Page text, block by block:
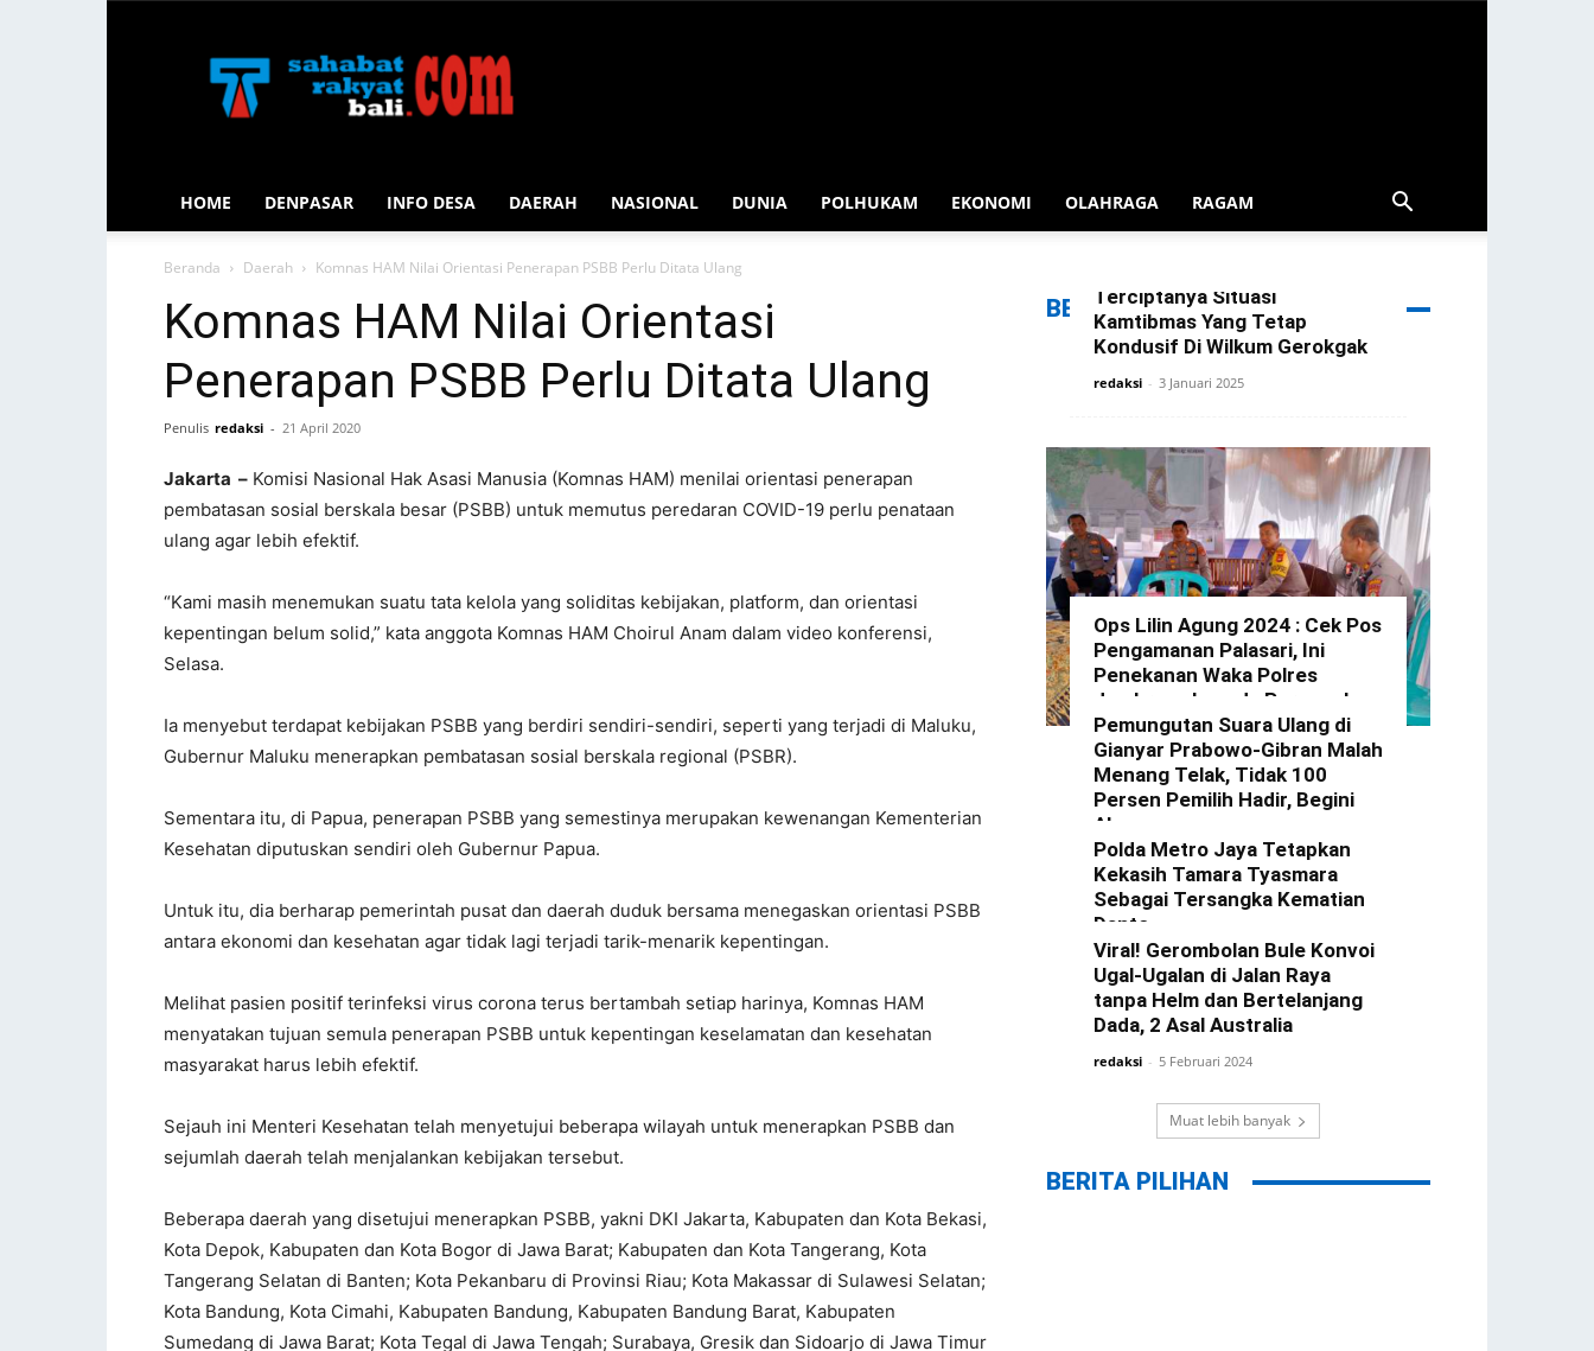
Rakyat
Bali
HOME DENPASAR INFO DESA DAERAH NASIONAL DUNIA POLHUKAM EKONOMI OLAHRAGA RAGAM
Beranda Daerah Komnas HAM Nilai Orientasi Penerapan PSBB Perlu Ditata Ulang
Komnas HAM Nilai Orientasi
Penerapan PSBB Perlu Ditata Ulang
Penulis redaksi - 21 April 2020
Jakarta – Komisi Nasional Hak Asasi Manusia (Komnas HAM) menilai orientasi penerapan
pembatasan sosial berskala besar (PSBB) untuk memutus peredaran COVID-19 perlu penataan
ulang agar lebih efektif.
“Kami masih menemukan suatu tata kelola yang soliditas kebijakan, platform, dan orientasi
kepentingan belum solid,” kata anggota Komnas HAM Choirul Anam dalam video konferensi,
Selasa.
Ia menyebut terdapat kebijakan PSBB yang berdiri sendiri-sendiri, seperti yang terjadi di Maluku,
Gubernur Maluku menerapkan pembatasan sosial berskala regional (PSBR).
Sementara itu, di Papua, penerapan PSBB yang semestinya merupakan kewenangan Kementerian
Kesehatan diputuskan sendiri oleh Gubernur Papua.
Untuk itu, dia berharap pemerintah pusat dan daerah duduk bersama menegaskan orientasi PSBB
antara ekonomi dan kesehatan agar tidak lagi terjadi tarik-menarik kepentingan.
Melihat pasien positif terinfeksi virus corona terus bertambah setiap harinya, Komnas HAM
menyatakan tujuan semula penerapan PSBB untuk kepentingan keselamatan dan kesehatan
masyarakat harus lebih efektif.
Sejauh ini Menteri Kesehatan telah menyetujui beberapa wilayah untuk menerapkan PSBB dan
sejumlah daerah telah menjalankan kebijakan tersebut.
Beberapa daerah yang disetujui menerapkan PSBB, yakni DKI Jakarta, Kabupaten dan Kota Bekasi,
Kota Depok, Kabupaten dan Kota Bogor di Jawa Barat; Kabupaten dan Kota Tangerang, Kota
Tangerang Selatan di Banten; Kota Pekanbaru di Provinsi Riau; Kota Makassar di Sulawesi Selatan;
Kota Bandung, Kota Cimahi, Kabupaten Bandung, Kabupaten Bandung Barat, Kabupaten
Sumedang di Jawa Barat; Kota Tegal di Jawa Tengah; Surabaya, Gresik dan Sidoarjo di Jawa Timur
BERITA TERBARU
Terciptanya Situasi
Kamtibmas Yang Tetap
Kondusif Di Wilkum Gerokgak
redaksi - 3 Januari 2025
Ops Lilin Agung 2024 : Cek Pos
Pengamanan Palasari, Ini
Penekanan Waka Polres
Jembrana kepada Personel
Yang Bertugas
redaksi - 23 Desember 2024
Pemungutan Suara Ulang di
Gianyar Prabowo-Gibran Malah
Menang Telak, Tidak 100
Persen Pemilih Hadir, Begini
Alasannya
redaksi - 22 Februari 2024
Polda Metro Jaya Tetapkan
Kekasih Tamara Tyasmara
Sebagai Tersangka Kematian
Dante
redaksi - 12 Februari 2024
Viral! Gerombolan Bule Konvoi
Ugal-Ugalan di Jalan Raya
tanpa Helm dan Bertelanjang
Dada, 2 Asal Australia
redaksi - 5 Februari 2024
Muat lebih banyak
BERITA PILIHAN